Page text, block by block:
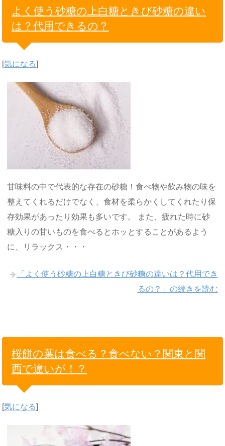
よく使う砂糖の上白糖ときび砂糖の違い
は？代用できるの？
[気になる]
甘味料の中で代表的な存在の砂糖！食べ物や飲み物の味を
整えてくれるだけでなく、食材を柔らかくしてくれたり保
存効果があったり効果も多いです。 また、疲れた時に砂
糖入りの甘いものを食べるとホッとすることがあるよう
に、リラックス・・・
「よく使う砂糖の上白糖ときび砂糖の違いは？代用でき
るの？」の続きを読む
桜餅の葉は食べる？食べない？関東と関
西で違いが！？
[気になる]